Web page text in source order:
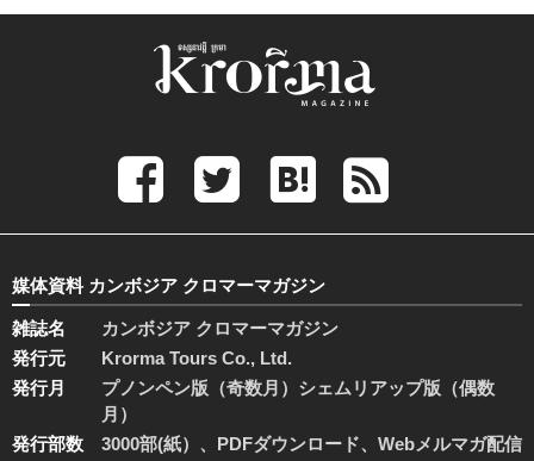
媒体資料 カンボジア クロマーマガジン
雑誌名
カンボジア クロマーマガジン
発行元
Krorma Tours Co., Ltd.
発行月
プノンペン版（奇数月）シェムリアップ版（偶数
月）
発行部数
3000部(紙）、PDFダウンロード、Webメルマガ配信